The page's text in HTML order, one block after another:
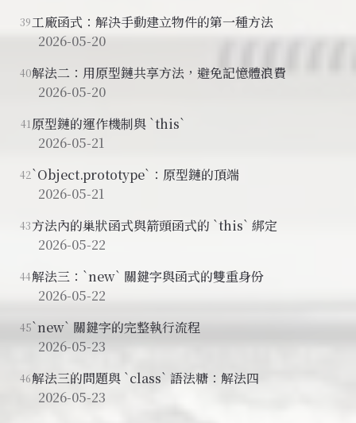
39工廠函式：解決手動建立物件的第一種方法
2026-05-20
40解法二：用原型鏈共享方法，避免記憶體浪費
2026-05-20
41 原型鏈的運作機制與 `this`
2026-05-21
42`Object.prototype`：原型鏈的頂端
2026-05-21
43方法內的巢狀函式與箭頭函式的 `this` 綁定
2026-05-22
44解法三：`new` 關鍵字與函式的雙重身份
2026-05-22
45`new` 關鍵字的完整執行流程
2026-05-23
46解法三的問題與 `class` 語法糖：解法四
2026-05-23